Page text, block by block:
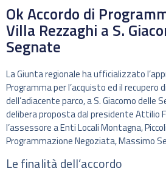
Ok Accordo di
Villa Rezzaghi a S.
Segnate
La Giunta regionale ha ufficializzato
Programma per l’acquisto ed il recupero
dell’adiacente parco, a S. Giacomo delle
delibera proposta dal presidente Attilio
l’assessore a Enti Locali Montagna,
Programmazione Negoziata, Massimo
Le finalità dell’accordo